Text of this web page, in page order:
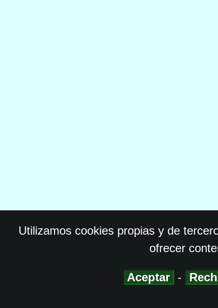
Utilizamos cookies propias y de
ofrecer
Aceptar -